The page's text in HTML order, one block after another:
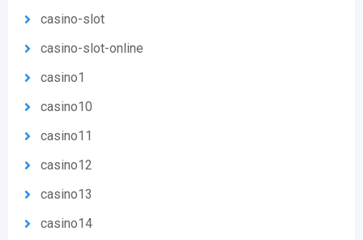
casino-slot
casino-slot-online
casino1
casino10
casino11
casino12
casino13
casino14